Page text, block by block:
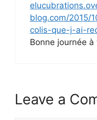
blog.com/2015/
colis-que-j-ai-
Bonne journée à
Leave a